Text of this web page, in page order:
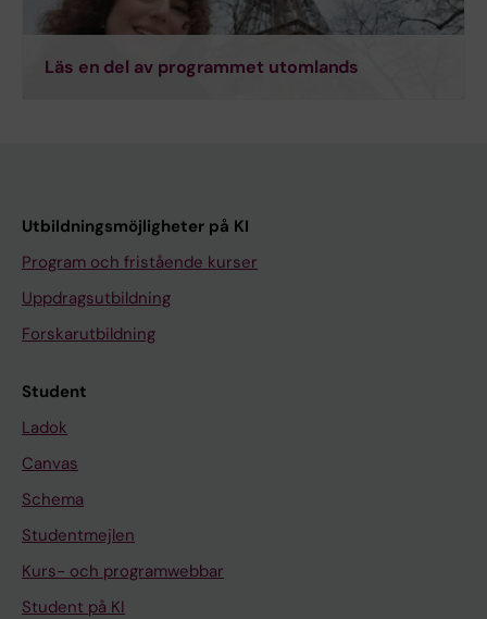
Läs en del av programmet utomlands
Utbildningsmöjligheter på KI
Program och fristående kurser
Uppdragsutbildning
Forskarutbildning
Student
Ladok
Canvas
Schema
Studentmejlen
Kurs- och programwebbar
Student på KI